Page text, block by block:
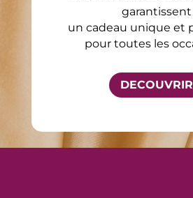
garantissent
un cadeau unique et
pour toutes les
DECOUVRIR